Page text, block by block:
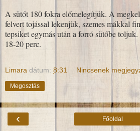
A sütőt 180 fokra előmelegítjük. A
felvert tojással lekenjük, szemes mákkal
tepsiket egymás után a forró sütőbe
18-20 perc.
Limara dátum: 8:31 Nincsenek
Megosztás
‹ Főoldal